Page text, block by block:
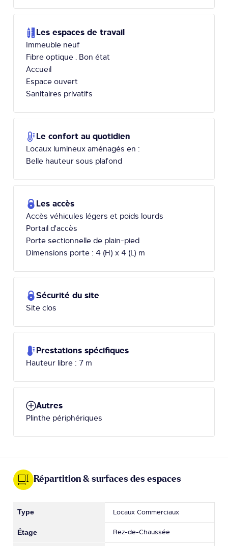
Les espaces de travail
Immeuble neuf
Fibre optique . Bon état
Accueil
Espace ouvert
Sanitaires privatifs
Le confort au quotidien
Locaux lumineux aménagés en :
Belle hauteur sous plafond
Les accès
Accès véhicules légers et poids lourds
Portail d'accès
Porte sectionnelle de plain-pied
Dimensions porte : 4 (H) x 4 (L) m
Sécurité du site
Site clos
Prestations spécifiques
Hauteur libre : 7 m
Autres
Plinthe périphériques
Répartition & surfaces des espaces
Locaux Commerciaux
Rez-de-Chaussée